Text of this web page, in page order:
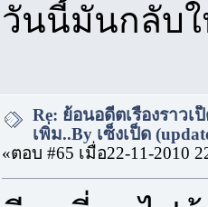
วันนี้มันกลับใ
Re: ย้อนอดีตเรื่องราวเ
เพิ่ม..By เซ็งเป็ด
«ตอบ #65 เมื่อ22-11-2010